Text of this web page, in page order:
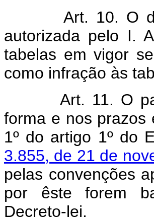
Art. 10. O
autorizada pelo I.
tabelas em vigor
como infração às
Art. 11. O
forma e nos prazos
1º do artigo 1º do
3.855, de 21 de
pelas convenções
por êste forem
Decreto-lei.